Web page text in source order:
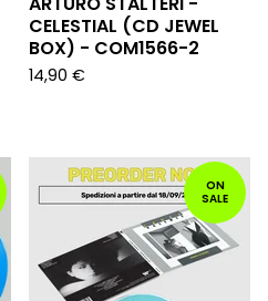
CELESTIAL (CD JEWEL
BOX) - COM1566-2
14,90 €
ON
SALE